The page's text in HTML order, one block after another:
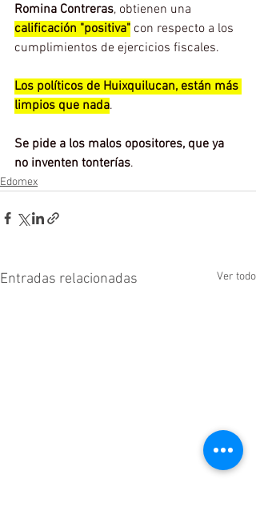
Romina Contreras, obtienen una
calificación "positiva" con respecto a los
cumplimientos de ejercicios fiscales.
Los políticos de Huixquilucan, están más
limpios que nada.
Se pide a los malos opositores, que ya
no inventen tonterías.
Edomex
Entradas relacionadas Ver todo